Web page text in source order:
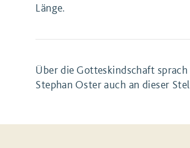
Länge.
Über die Gotteskindschaft
Stephan Oster auch an dieser